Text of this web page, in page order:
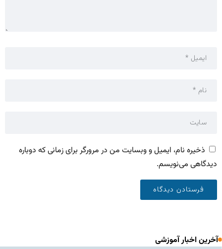
ذخیره نام، ایمیل و وبسایت من در مرورگر برای زمانی که دوباره
دیدگاهی می‌نویسم.
آخرین اخبار آموزشی